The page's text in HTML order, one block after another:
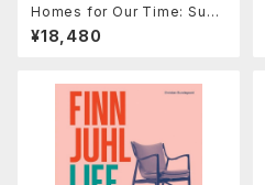
Homes for Our Time: Sust
ainable Living
¥18,480